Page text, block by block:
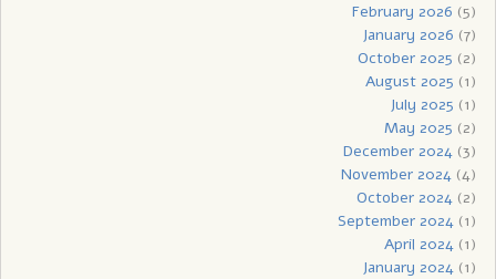
February 2026 (5)
January 2026 (7)
October 2025 (2)
August 2025 (1)
July 2025 (1)
May 2025 (2)
December 2024(3)
November 2024(4)
October 2024(2)
September 2024(1)
April 2024(1)
January 2024(1)